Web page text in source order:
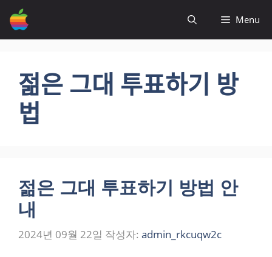
츠
Menu
젊은 그대 투표하기 방
법
젊은 그대 투표하기 방법 안
내
2024년 09월 22일 작성자: admin_rkcuqw2c